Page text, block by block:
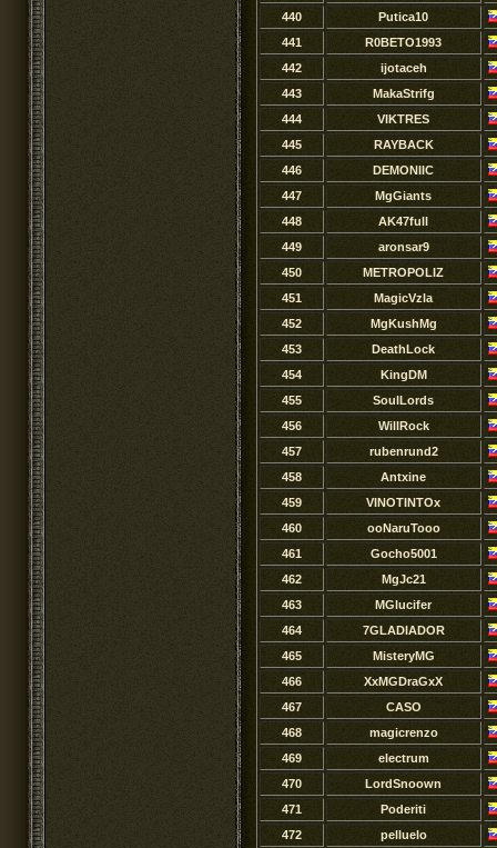
440
Putica10
441
R0BETO1993
442
ijotaceh
443
MakaStrifg
444
VIKTRES
445
RAYBACK
446
DEMONIIC
447
MgGiants
448
AK47full
449
aronsar9
450
METROPOLIZ
451
MagicVzla
452
MgKushMg
453
DeathLock
454
KingDM
455
SoulLords
456
WillRock
457
rubenrund2
458
Antxine
459
VINOTINTOx
460
ooNaruTooo
461
Gocho5001
462
MgJc21
463
MGlucifer
464
7GLADIADOR
465
MisteryMG
466
XxMGDraGxX
467
CASO
468
magicrenzo
469
electrum
470
LordSnoown
471
Poderiti
472
pelluelo